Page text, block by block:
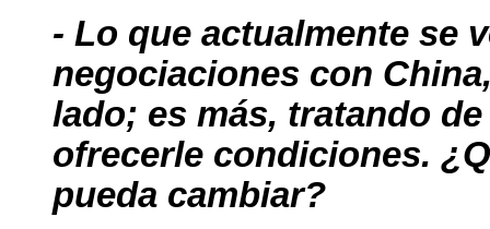
- Lo que actualmente se
negociaciones con
lado; es más, tratando
ofrecerle condiciones.
pueda cambiar?